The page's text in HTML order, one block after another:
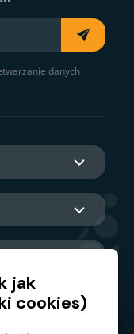
danych
jak
cookies)